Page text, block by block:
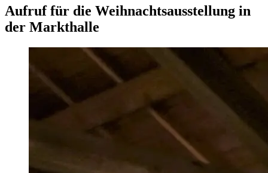
Aufruf für die Weihnachtsausstellung in
der Markthalle